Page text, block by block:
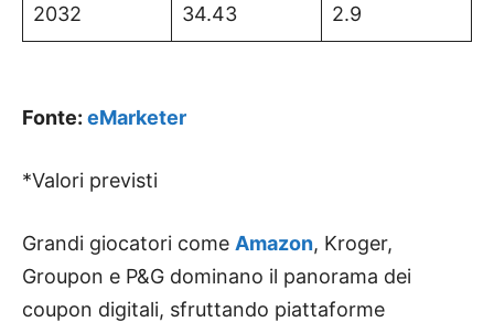
2032 34.43 2.9
Fonte: eMarketer
*Valori previsti
Grandi giocatori come Amazon, Kroger,
Groupon e P&G dominano il panorama dei
coupon digitali, sfruttando piattaforme